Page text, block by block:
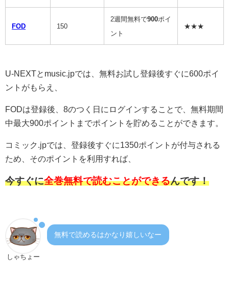
FOD 150
2週間無料で900ポイ
ント
★★★
U-NEXTとmusic.jpでは、無料お試し登録後すぐに600ポイ
ントがもらえ、
FODは登録後、8のつく日にログインすることで、無料期間
中最大900ポイントまでポイントを貯めることができます。
コミック.jpでは、登録後すぐに1350ポイントが付与される
ため、そのポイントを利用すれば、
今すぐに全巻無料で読むことができるんです！
しゃちょー
無料で読めるはかなり嬉しいなー